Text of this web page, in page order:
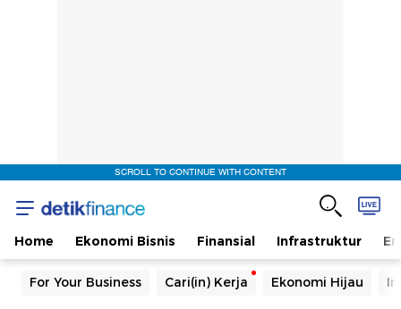
SCROLL TO CONTINUE WITH CONTENT
Home Ekonomi Bisnis Finansial Infrastruktur
For Your Business Cari(in) Kerja Ekonomi Hijau